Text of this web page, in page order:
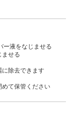
液をなじませる
せる
除去できます
て保管ください